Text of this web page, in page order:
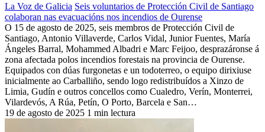
La Voz de Galicia Seis voluntarios de Protección Civil de Santiago
colaboran nas evacuacións nos incendios de Ourense
O 15 de agosto de 2025, seis membros de Protección Civil de
Santiago, Antonio Villaverde, Carlos Vidal, Junior Fuentes, María
Ángeles Barral, Mohammed Albadri e Marc Feijoo, desprazáronse á
zona afectada polos incendios forestais na provincia de Ourense.
Equipados con dúas furgonetas e un todoterreo, o equipo dirixiuse
inicialmente ao Carballiño, sendo logo redistribuídos a Xinzo de
Limia, Gudín e outros concellos como Cualedro, Verín, Monterrei,
Vilardevós, A Rúa, Petín, O Porto, Barcela e San…
19 de agosto de 2025 1 min lectura